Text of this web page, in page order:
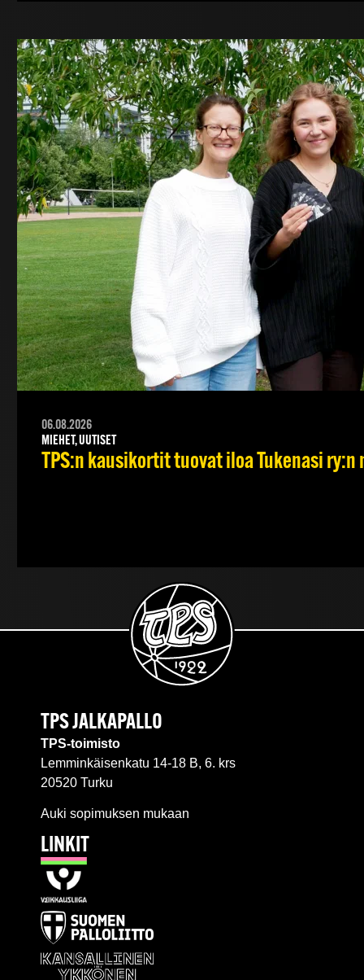
06.08.2026
MIEHET, UUTISET
TPS:n kausikortit tuovat iloa Tukenasi
TPS JALKAPALLO
TPS-toimisto
Lemminkäisenkatu 14-18 B, 6. krs
20520 Turku
Auki sopimuksen mukaan
LINKIT